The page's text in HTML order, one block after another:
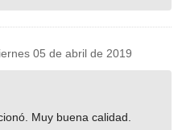
05 de abril de 2019
Muy buena calidad.